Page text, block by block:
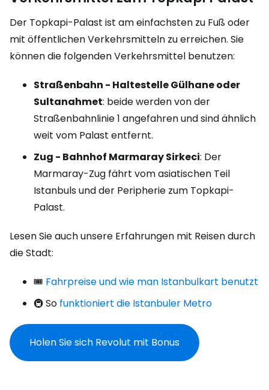
Der Topkapi-Palast ist am einfachsten zu Fuß oder
mit öffentlichen Verkehrsmitteln zu erreichen. Sie
können die folgenden Verkehrsmittel benutzen:
Straßenbahn - Haltestelle Gülhane oder
Sultanahmet: beide werden von der
Straßenbahnlinie 1 angefahren und sind ähnlich
weit vom Palast entfernt.
Zug - Bahnhof Marmaray Sirkeci: Der
Marmaray-Zug fährt vom asiatischen Teil
Istanbuls und der Peripherie zum Topkapi-
Palast.
Lesen Sie auch unsere Erfahrungen mit Reisen durch
die Stadt:
🎟️ Fahrpreise und wie man Istanbulkart benutzt
🚇 So funktioniert die Istanbuler Metro
Holen Sie sich Revolut mit Bonus